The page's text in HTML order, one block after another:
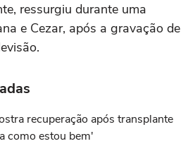
ressurgiu durante uma
e Cezar, após a gravação de
recuperação após transplante
como estou bem'